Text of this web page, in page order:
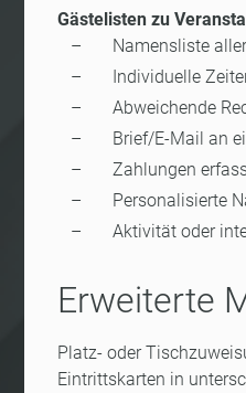
Gästelisten zu
Namensliste
Individuelle
Abweichende
Brief/E-Mail an
Zahlungen
Personalisierte
Aktivität oder
Erweiterte
Platz- oder
Eintrittskarten in